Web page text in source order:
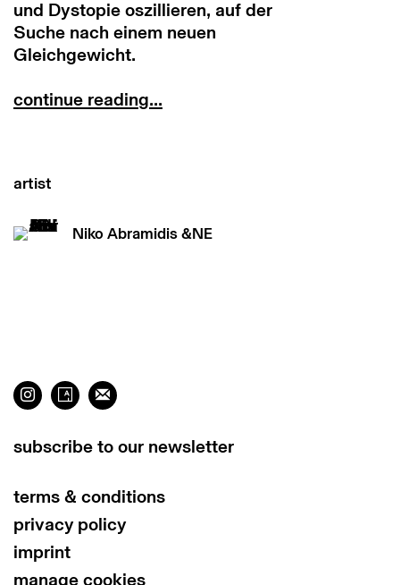
und Dystopie oszillieren, auf der
Suche nach einem neuen
Gleichgewicht.
continue reading...
artist
Niko Abramidis &NE
subscribe to our newsletter
terms & conditions
privacy policy
imprint
manage cookies